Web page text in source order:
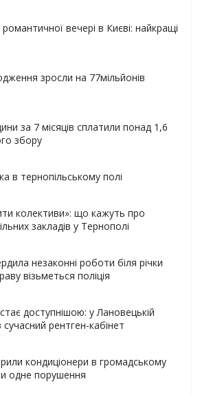
вечері в Києві: найкращі
зросли на 77мільйонів
за 7 місяців сплатили понад 1,6
збору
в тернопільському полі
колективи»: що кажуть про
закладів у Тернополі
незаконні роботи біля річки
візьметься поліція
стає доступнішою: у Лановецькій
сучасний рентген-кабінет
кондиціонери в громадському
одне порушення